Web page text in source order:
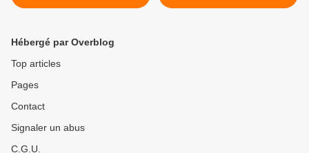
Waimangu >
Hébergé par Overblog
Top articles
Pages
Contact
Signaler un abus
C.G.U.